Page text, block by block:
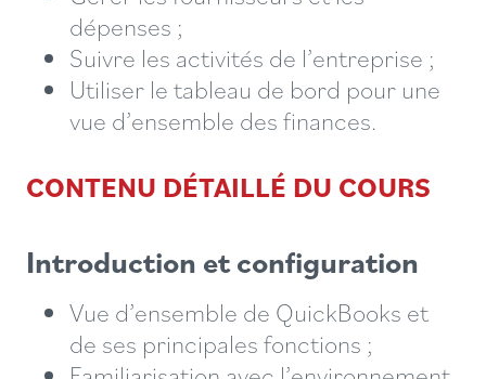
dépenses ;
Suivre les activités de l’entreprise ;
Utiliser le tableau de bord pour une
vue d’ensemble des finances.
CONTENU DÉTAILLÉ DU COURS
Introduction et configuration
Vue d’ensemble de QuickBooks et
de ses principales fonctions ;